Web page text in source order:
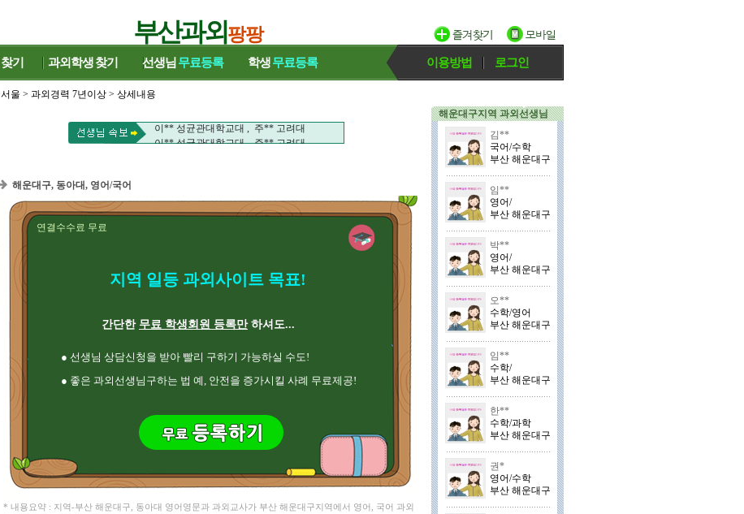
부산과외팡팡
찾기 과외학생찾기 선생님 무료등록 학생무료등록 이용방법 로그인
서울 > 과외경력 7년이상 > 상세내용
이** 성균관대학교대 , 주** 고려대
이** 성균관대학교대 , 주** 고려대
해운대구, 동아대, 영어/국어
연결수수료 무료
지역 일등 과외사이트 목표!
간단한 무료 학생회원 등록만하셔도...
● 선생님 상담신청을 받아 빨리 구하기 가능하실 수도!
● 좋은 과외선생님구하는 법 예, 안전을 증가시킬 사례 무료제공!
* 내용요약 : 지역-부산 해운대구, 동아대 영어영문과 과외교사가 부산 해운대구지역에서 영어, 국어 과외
해운대구지역 과외선생님
김**
국어/수학
부산 해운대구
임**
영어/
부산 해운대구
박**
영어/
부산 해운대구
오**
수학/영어
부산 해운대구
임**
수학/
부산 해운대구
한**
수학/과학
부산 해운대구
권*
영어/수학
부산 해운대구